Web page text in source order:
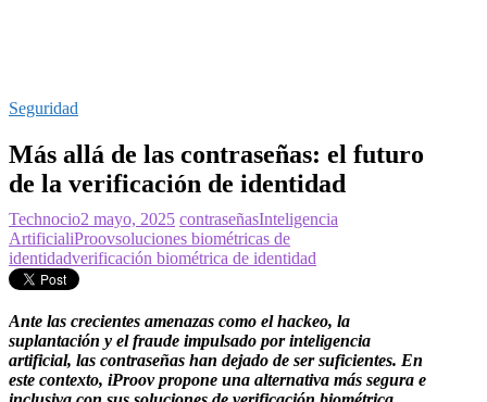
Seguridad
Más allá de las contraseñas: el futuro
de la verificación de identidad
Technocio2 mayo, 2025 contraseñasInteligencia
ArtificialiProovsoluciones biométricas de
identidadverificación biométrica de identidad
Ante las crecientes amenazas como el hackeo, la
suplantación y el fraude impulsado por inteligencia
artificial, las contraseñas han dejado de ser suficientes. En
este contexto, iProov propone una alternativa más segura e